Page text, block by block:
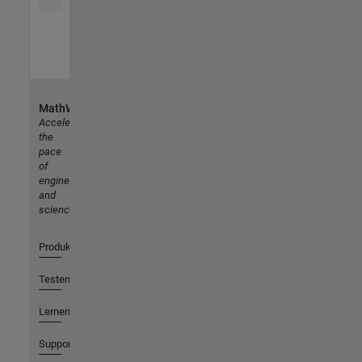
MathWorks
Accelerating
the
pace
of
engineering
and
science
Produkte
Testen oder Kaufen
Lernen
Support